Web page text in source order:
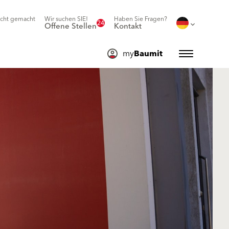
gemacht Wir suchen SIE!
Offene Stellen24 Haben Sie Fragen?
Kontakt
myBaumit